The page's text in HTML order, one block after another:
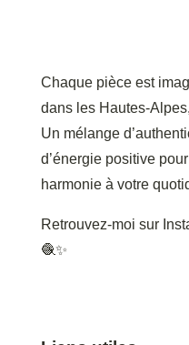
Chaque pièce est
dans les Hautes-
Un mélange
d’énergie positive
harmonie à votre
Retrouvez-moi sur
🧶✨